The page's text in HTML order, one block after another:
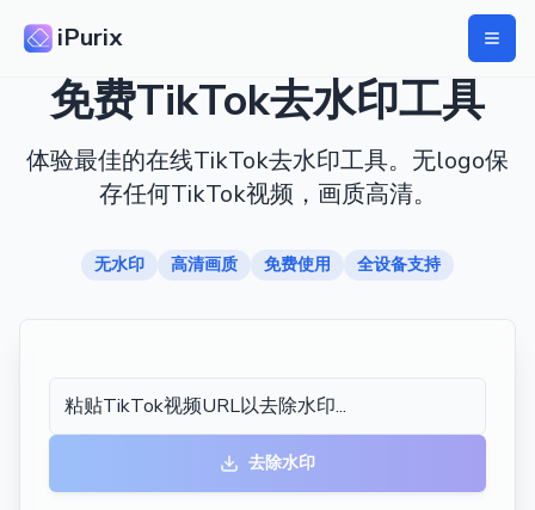
iPurix
免费TikTok去水印工具
体验最佳的在线TikTok去水印工具。无logo保
存任何TikTok视频，画质高清。
无水印 高清画质 免费使用 全设备支持
去除水印